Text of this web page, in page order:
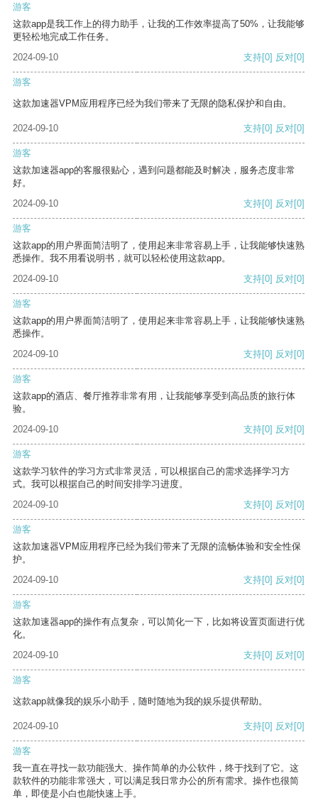
游客
这款app是我工作上的得力助手，让我的工作效率提高了50%，让我能够
更轻松地完成工作任务。
2024-09-10
支持[0] 反对[0]
游客
这款加速器VPM应用程序已经为我们带来了无限的隐私保护和自由。
2024-09-10 支持[0] 反对[0]
游客
这款加速器app的客服很贴心，遇到问题都能及时解决，服务态度非常
好。
2024-09-10
支持[0] 反对[0]
游客
这款app的用户界面简洁明了，使用起来非常容易上手，让我能够快速熟
悉操作。我不用看说明书，就可以轻松使用这款app。
2024-09-10
支持[0] 反对[0]
游客
这款app的用户界面简洁明了，使用起来非常容易上手，让我能够快速熟
悉操作。
2024-09-10
支持[0] 反对[0]
游客
这款app的酒店、餐厅推荐非常有用，让我能够享受到高品质的旅行体
验。
2024-09-10
支持[0] 反对[0]
游客
这款学习软件的学习方式非常灵活，可以根据自己的需求选择学习方
式。我可以根据自己的时间安排学习进度。
2024-09-10
支持[0] 反对[0]
游客
这款加速器VPM应用程序已经为我们带来了无限的流畅体验和安全性保
护。
2024-09-10
支持[0] 反对[0]
游客
这款加速器app的操作有点复杂，可以简化一下，比如将设置页面进行优
化。
2024-09-10
支持[0] 反对[0]
游客
这款app就像我的娱乐小助手，随时随地为我的娱乐提供帮助。
2024-09-10 支持[0] 反对[0]
游客
我一直在寻找一款功能强大、操作简单的办公软件，终于找到了它。这
款软件的功能非常强大，可以满足我日常办公的所有需求。操作也很简
单，即使是小白也能快速上手。